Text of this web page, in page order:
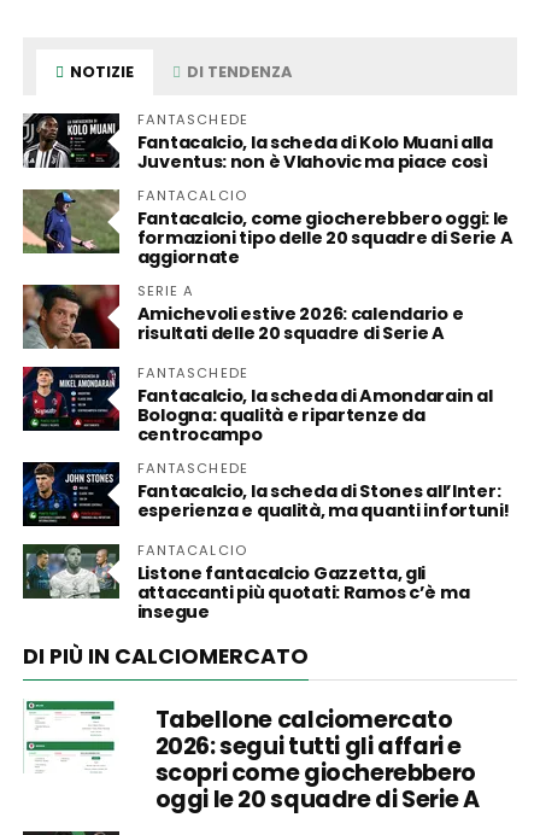
NOTIZIE DI TENDENZA
FANTASCHEDE
Fantacalcio, la scheda di Kolo Muani alla
Juventus: non è Vlahovic ma piace così
FANTACALCIO
Fantacalcio, come giocherebbero oggi: le
formazioni tipo delle 20 squadre di Serie A
aggiornate
SERIE A
Amichevoli estive 2026: calendario e
risultati delle 20 squadre di Serie A
FANTASCHEDE
Fantacalcio, la scheda di Amondarain al
Bologna: qualità e ripartenze da
centrocampo
FANTASCHEDE
Fantacalcio, la scheda di Stones all’Inter:
esperienza e qualità, ma quanti infortuni!
FANTACALCIO
Listone fantacalcio Gazzetta, gli
attaccanti più quotati: Ramos c’è ma
insegue
DI PIÙ IN CALCIOMERCATO
Tabellone calciomercato
2026: segui tutti gli affari e
scopri come giocherebbero
oggi le 20 squadre di Serie A